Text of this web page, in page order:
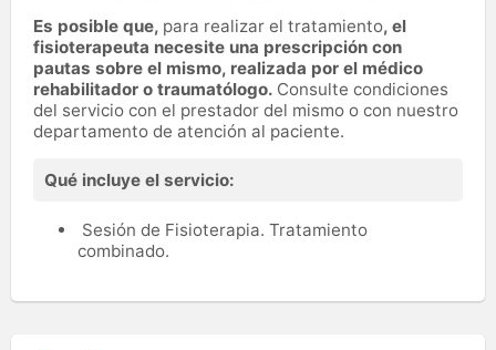
Es posible que, para realizar el tratamiento, el
fisioterapeuta necesite una prescripción con
pautas sobre el mismo, realizada por el médico
rehabilitador o traumatólogo. Consulte condiciones
del servicio con el prestador del mismo o con nuestro
departamento de atención al paciente.
Qué incluye el servicio:
Sesión de Fisioterapia. Tratamiento
combinado.